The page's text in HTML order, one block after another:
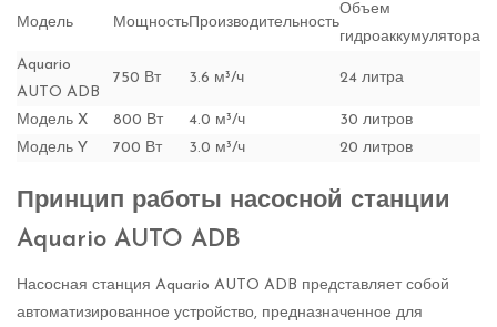
Модель МощностьПроизводительность
Объем
гидроаккумулятора
Aquario
AUTO ADB
750 Вт 3.6 м³/ч 24 литра
Модель X 800 Вт 4.0 м³/ч
30 литров
Модель Y
700 Вт 3.0 м³/ч 20 литров
Принцип работы насосной станции
Aquario AUTO ADB
Насосная станция Aquario AUTO ADB представляет собой
автоматизированное устройство, предназначенное для